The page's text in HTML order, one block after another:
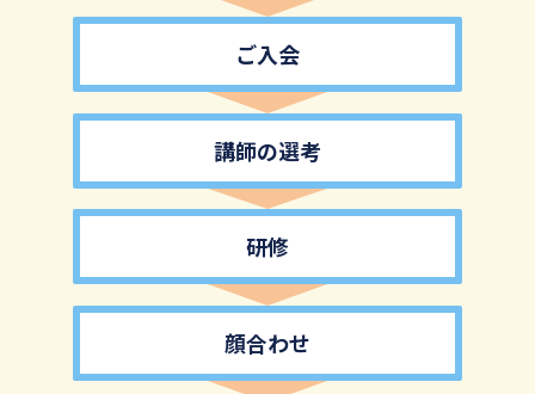
ご入会
講師の選考
研修
顔合わせ